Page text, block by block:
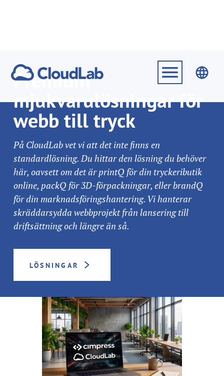
Premium
mjukvarulösningar för
webb till tryck
På CloudLab vet vi att det inte finns en
standardlösning. Du hittar den lösning du behöver
här, oavsett om det ärprintQ för din tryckeributik
online, packQ för 3D-förpackningar, ellerbrandQ
för din marknadsföringshantering. Vi hanterar
skräddarsydda webbprojekt från lansering till
driftsättning och längre än så.
LÖSNINGAR